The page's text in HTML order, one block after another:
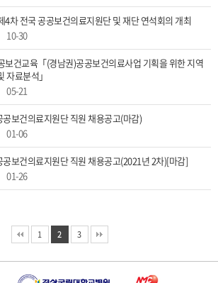
4차 전국 공공보건의료지원단 및 재단 연석회의 개최
10-30
보건교육「(경남권)공공보건의료사업 기획을 위한 지역
자료분석」
05-21
공보건의료지원단 직원 채용공고(마감)
01-06
공보건의료지원단 직원 채용공고(2021년 2차)[마감]
01-26
1 2 3